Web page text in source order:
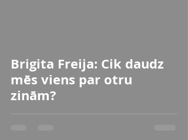
Brigita Freija: Cik daudz
mēs viens par otru
zinām?